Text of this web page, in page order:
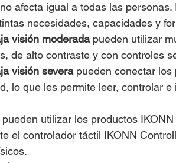
afecta igual a todas las
necesidades, capacidades y
visión moderada pueden utilizar
de alto contraste y con controles
visión severapueden conectar los
lo que les permite leer, controlar
pueden utilizar los productos
el controlador táctil IKONN